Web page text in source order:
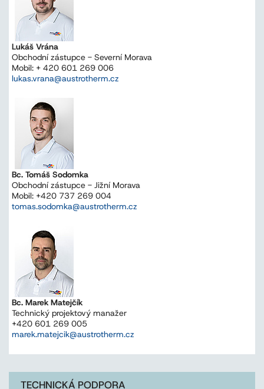
Lukáš Vrána
Obchodní zástupce - Severní Morava
Mobil: + 420 601 269 006
lukas.vrana@austrotherm.cz
Bc. Tomáš Sodomka
Obchodní zástupce - Jižní Morava
Mobil: +420 737 269 004
tomas.sodomka@austrotherm.cz
Bc. Marek Matejčík
Technický projektový manažer
+420 601 269 005
marek.matejcik@austrotherm.cz
TECHNICKÁ PODPORA